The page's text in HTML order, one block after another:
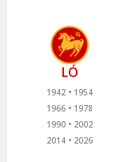
LÓ
1942
1954
1966
1978
1990
2002
2014
2026